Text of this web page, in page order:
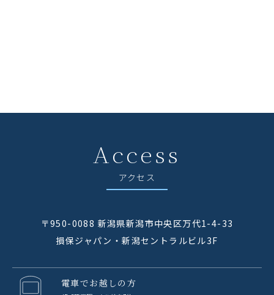
Access
アクセス
〒950-0088 新潟県新潟市中央区万代1-4-33
損保ジャパン・新潟セントラルビル3F
電車でお越しの方